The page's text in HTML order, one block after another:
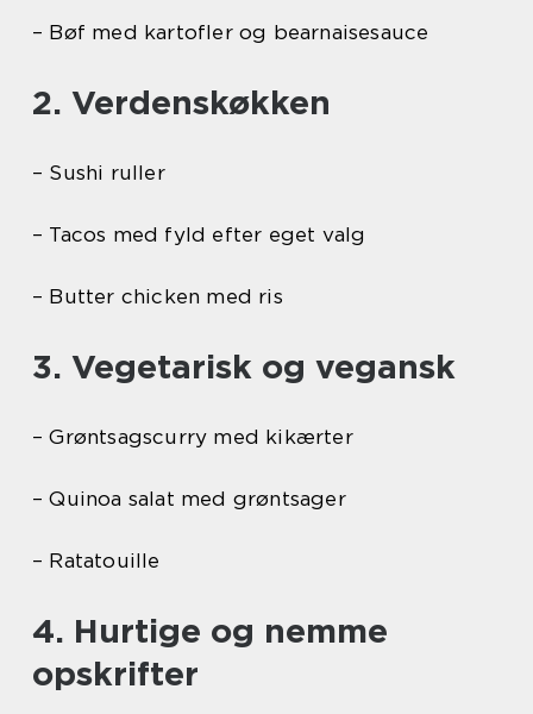
– Bøf med kartofler og bearnaisesauce
2. Verdenskøkken
– Sushi ruller
– Tacos med fyld efter eget valg
– Butter chicken med ris
3. Vegetarisk og vegansk
– Grøntsagscurry med kikærter
– Quinoa salat med grøntsager
– Ratatouille
4. Hurtige og nemme
opskrifter